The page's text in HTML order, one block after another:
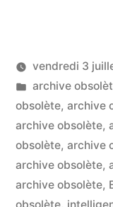
Publié
par
LucL
vendredi 3
Publié
dans
archive
obsolète, archive
archive obsolète,
obsolète, archive
archive obsolète,
archive obsolète,